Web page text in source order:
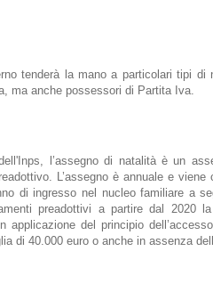
tenderà la mano a particolari tipi
ma anche possessori di Partita Iva.
l’assegno di natalitàè un
L’assegno è annuale e viene
di ingresso nel nucleo familiare a
preadottivi a partire dal 2020
applicazione del principio dell’
di 40.000 euro o anche in assenza